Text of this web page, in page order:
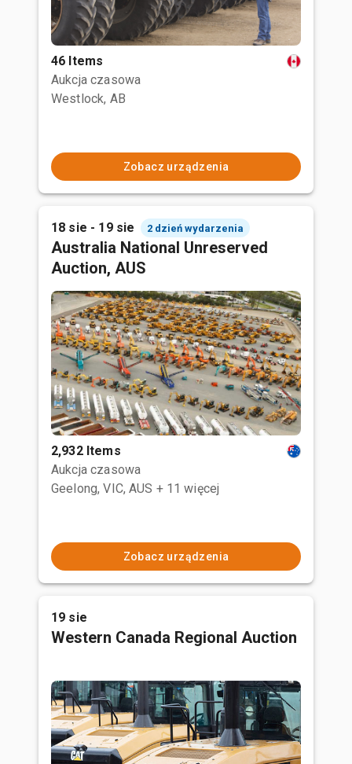
46 Items
Aukcja czasowa
Westlock, AB
Zobacz urządzenia
18 sie - 19 sie 2 dzień wydarzenia
Australia National Unreserved
Auction, AUS
2,932 Items
Aukcja czasowa
Geelong, VIC, AUS + 11 więcej
Zobacz urządzenia
19 sie
Western Canada Regional Auction